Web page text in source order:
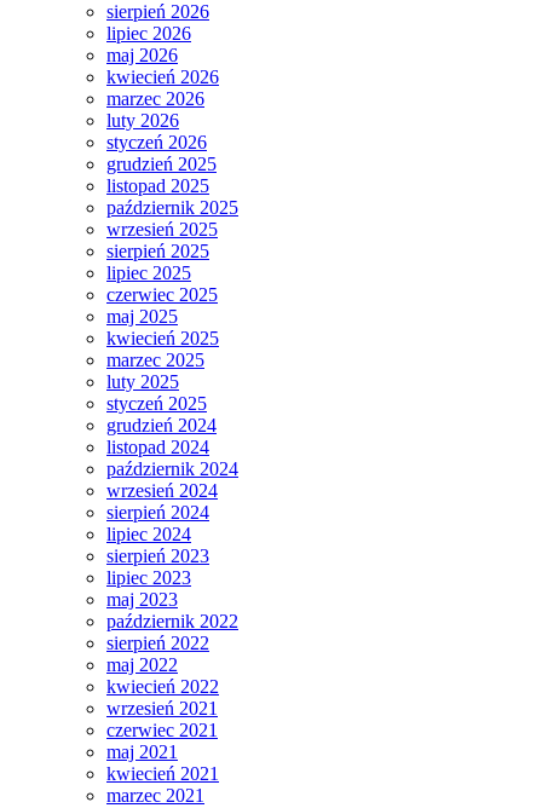
sierpień 2026
lipiec 2026
maj 2026
kwiecień 2026
marzec 2026
luty 2026
styczeń 2026
grudzień 2025
listopad 2025
październik 2025
wrzesień 2025
sierpień 2025
lipiec 2025
czerwiec 2025
maj 2025
kwiecień 2025
marzec 2025
luty 2025
styczeń 2025
grudzień 2024
listopad 2024
październik 2024
wrzesień 2024
sierpień 2024
lipiec 2024
sierpień 2023
lipiec 2023
maj 2023
październik 2022
sierpień 2022
maj 2022
kwiecień 2022
wrzesień 2021
czerwiec 2021
maj 2021
kwiecień 2021
marzec 2021